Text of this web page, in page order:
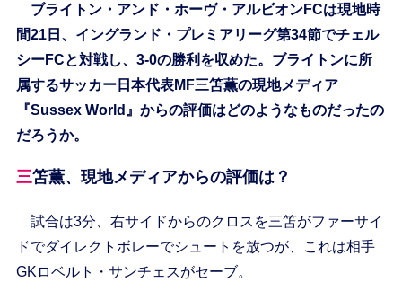
ブライトン・アンド・ホーヴ・アルビオンFCは現地時
間21日、イングランド・プレミアリーグ第34節でチェル
シーFCと対戦し、3-0の勝利を収めた。ブライトンに所
属するサッカー日本代表MF三笘薫の現地メディア
『Sussex World』からの評価はどのようなものだったの
だろうか。
三笘薫、現地メディアからの評価は？
試合は3分、右サイドからのクロスを三笘がファーサイ
ドでダイレクトボレーでシュートを放つが、これは相手
GKロベルト・サンチェスがセーブ。